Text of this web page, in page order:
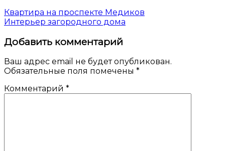
Навигация
по
записям
Квартира на проспекте Медиков
Интерьер загородного дома
Добавить комментарий
Ваш адрес email не будет опубликован.
Обязательные поля помечены *
Комментарий *